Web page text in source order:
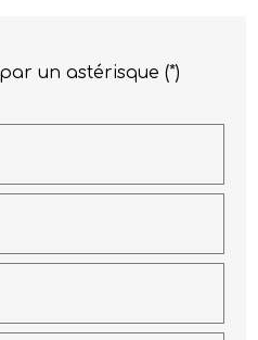
un astérisque (*)